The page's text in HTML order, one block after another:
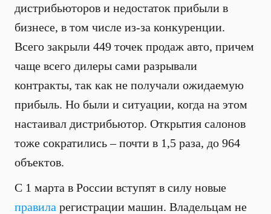
дистрибьюторов и недостаток прибыли в
бизнесе, в том числе из-за конкуренции.
Всего закрыли 449 точек продаж авто, причем
чаще всего дилеры сами разрывали
контракты, так как не получали ожидаемую
прибыль. Но были и ситуации, когда на этом
настаивал дистрибьютор. Открытия салонов
тоже сократились – почти в 1,5 раза, до 964
объектов.
С 1 марта в России вступят в силу новые
правила регистрации машин. Владельцам не